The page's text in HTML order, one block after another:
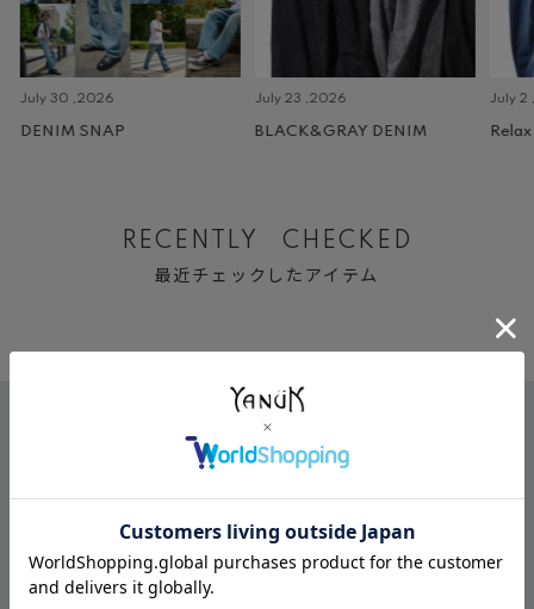
July 30 ,2026
DENIM SNAP
July 23 ,2026
BLACK&GRAY DENIM
July 2
Relax
RECENTLY CHECKED
最近チェックしたアイテム
03-6809-2611